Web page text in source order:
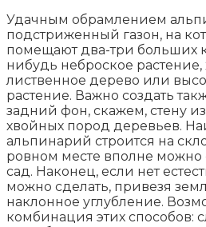
Удачным обрамлением
подстриженный газон, на
помещают два-три больших
нибудь неброское
лиственное дерево или
растение. Важно создать
задний фон, скажем, стену
хвойных пород деревьев.
альпинарий строится на
ровном месте вполне
сад. Наконец, если нет
можно сделать, привезя
наклонное углубление.
комбинация этих способов: